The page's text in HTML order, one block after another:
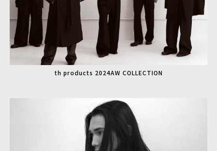
th products 2024AW COLLECTION